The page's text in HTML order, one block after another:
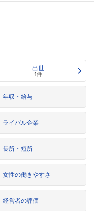
出世
1件
年収・給与
ライバル企業
長所・短所
女性の働きやすさ
経営者の評価